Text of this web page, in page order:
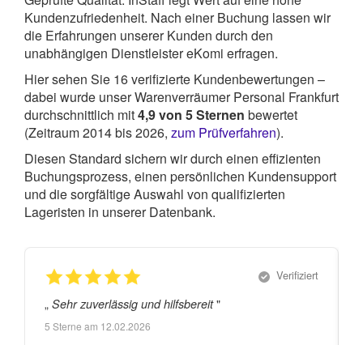
Kundenzufriedenheit. Nach einer Buchung lassen wir
die Erfahrungen unserer Kunden durch den
unabhängigen Dienstleister eKomi erfragen.
Hier sehen Sie 16verifizierte Kundenbewertungen –
dabei wurde unser Warenverräumer Personal Frankfurt
durchschnittlich mit4,9von 5Sternen bewertet
(Zeitraum 2014 bis 2026, zum Prüfverfahren).
Diesen Standard sichern wir durch einen effizienten
Buchungsprozess, einen persönlichen Kundensupport
und die sorgfältige Auswahl von qualifizierten
Lageristen in unserer Datenbank.
Verifiziert
„ Sehr zuverlässig und hilfsbereit"
5 Sterne am 12.02.2026